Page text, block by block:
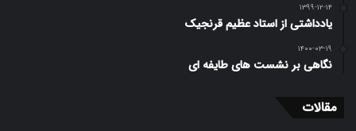
۱۳۹۹-۱۲-۱۴
یادداشتی از استاد عظیم قرنجیک
۱۴۰۰-۰۳-۱۹
نگاهی بر نشست های طایفه ای
مقالات